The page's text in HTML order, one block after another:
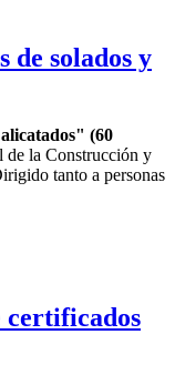
solados y
(60
de la Construcción y
tanto a personas
certificados